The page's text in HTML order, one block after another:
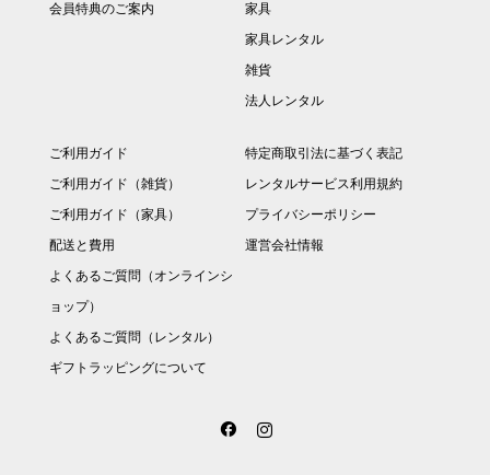
会員特典のご案内
家具
家具レンタル
雑貨
法人レンタル
ご利用ガイド
ご利用ガイド（雑貨）
ご利用ガイド（家具）
配送と費用
よくあるご質問（オンラインシ
ョップ）
よくあるご質問（レンタル）
ギフトラッピングについて
特定商取引法に基づく表記
レンタルサービス利用規約
プライバシーポリシー
運営会社情報